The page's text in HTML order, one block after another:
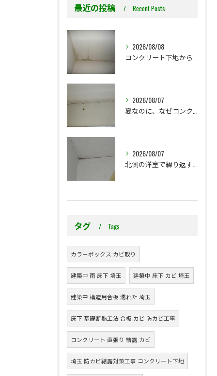
最近の投稿 Recent Posts
2026/08/08
2026/08/07
2026/08/07
タグ Tags
カラーボックス カビ取り
建築中 雨 床下 埼玉 建築中 床下 カビ 埼玉
建築中 構造用合板 濡れた 埼玉
床下 基礎断熱工法 合板 カビ 防カビ工事
コンクリート 直張り 結露 カビ
埼玉 防カビ結露対策工事 コンクリート下地